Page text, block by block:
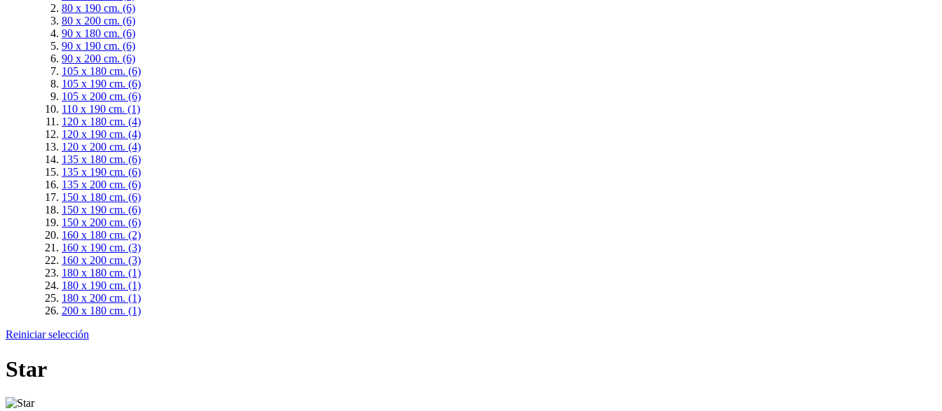
80 x 190 cm. (6)
80 x 200 cm. (6)
90 x 180 cm. (6)
90 x 190 cm. (6)
90 x 200 cm. (6)
105 x 180 cm. (6)
105 x 190 cm. (6)
105 x 200 cm. (6)
110 x 190 cm. (1)
120 x 180 cm. (4)
120 x 190 cm. (4)
120 x 200 cm. (4)
135 x 180 cm. (6)
135 x 190 cm. (6)
135 x 200 cm. (6)
150 x 180 cm. (6)
150 x 190 cm. (6)
150 x 200 cm. (6)
160 x 180 cm. (2)
160 x 190 cm. (3)
160 x 200 cm. (3)
180 x 180 cm. (1)
180 x 190 cm. (1)
180 x 200 cm. (1)
200 x 180 cm. (1)
Reiniciar selección
Star